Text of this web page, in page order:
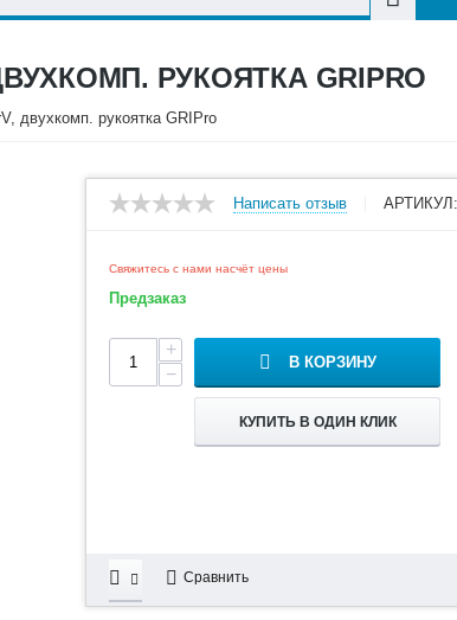
РУКОЯТКА GRIPRO
двухкомп. рукоятка GRIPro
Написать отзыв АРТИКУЛ:
Свяжитесь с нами насчёт цены
Предзаказ
+
−
В КОРЗИНУ
КУПИТЬ В ОДИН КЛИК
Сравнить